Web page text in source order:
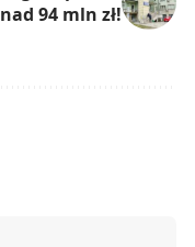
94 mln zł!